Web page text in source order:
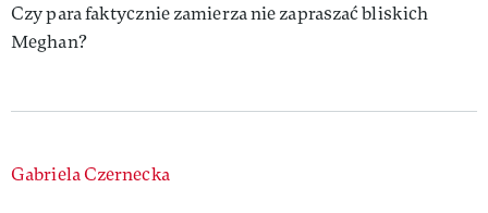
Czy para faktycznie zamierza nie zapraszać bliskich
Meghan?
Authors
Gabriela Czernecka